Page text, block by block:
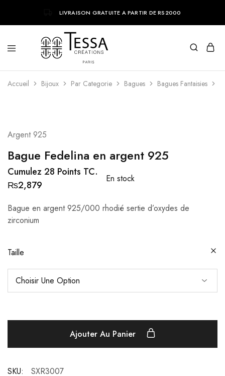
LIVRAISON GRATUITE A PARTIR DE RS2000
Creations
tendances
Accueil Bijoux Par Categorie Bagues Bagues Fantaisies
Argent 925
Bague Fedelina en argent 925
Cumulez 28 Points TC.
₨2,879
En stock
Bague en argent 925/000 rhodié sertie d’oxydes de
zirconium
Taille
Ajouter Au Panier
SKU:
SXR3007